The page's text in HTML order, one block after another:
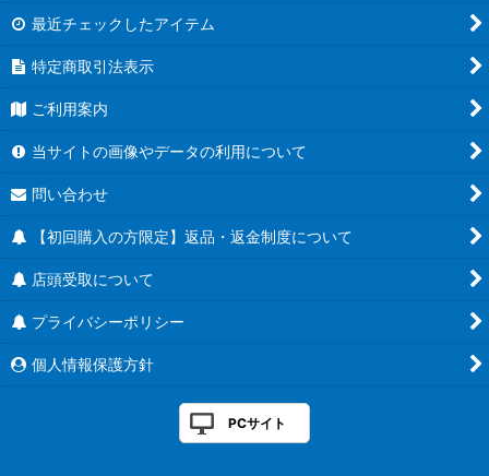
最近チェックしたアイテム
特定商取引法表示
ご利用案内
当サイトの画像やデータの利用について
問い合わせ
【初回購入の方限定】返品・返金制度について
店頭受取について
プライバシーポリシー
個人情報保護方針
PCサイト